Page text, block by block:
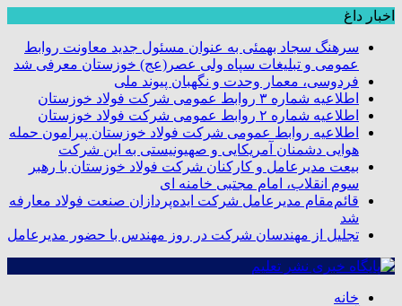
اخبار داغ
سرهنگ سجاد بهمئی به عنوان مسئول جدید معاونت روابط
عمومی و تبلیغات سپاه ولی عصر(عج) خوزستان معرفی شد
فردوسی، معمار وحدت و نگهبان پیوند ملی
اطلاعیه شماره ۳ روابط عمومی شرکت فولاد خوزستان
اطلاعیه شماره ۲ روابط عمومی شرکت فولاد خوزستان
اطلاعیه روابط عمومی شرکت فولاد خوزستان پیرامون حمله
هوایی دشمنان آمریکایی و صهیونیستی به این شرکت
بیعت مدیرعامل و کارکنان شرکت فولاد خوزستان با رهبر
سوم انقلاب، امام مجتبی خامنه ای
قائم‌مقام مدیرعامل شرکت ایده‌پردازان صنعت فولاد معارفه
شد
تجلیل از مهندسان شرکت در روز مهندس با حضور مدیرعامل
خانه